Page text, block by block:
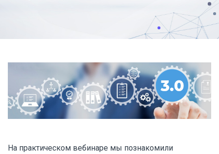
На практическом вебинаре мы познакомили